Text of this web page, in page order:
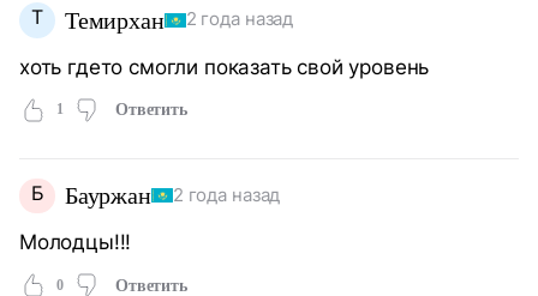
Т Темирхан 2 года назад
хоть гдето смогли показать свой уровень
1 Ответить
Б Бауржан 2 года назад
Молодцы!!!
0 Ответить